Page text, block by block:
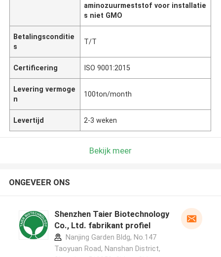
aminozuurmeststof voor installatie
s niet GMO
Betalingsconditie
s
T/T
Certificering ISO 9001:2015
Levering vermoge
n
100ton/month
Levertijd 2-3 weken
Bekijk meer
ONGEVEER ONS
Shenzhen Taier Biotechnology
Co., Ltd. fabrikant profiel
Nanjing Garden Bldg, No.147
Taoyuan Road, Nanshan District,